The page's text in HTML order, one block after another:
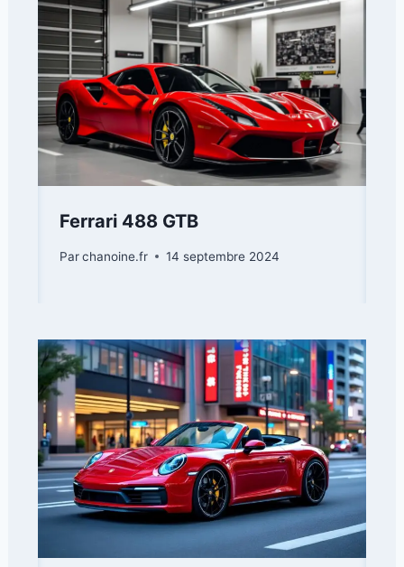
Ferrari 488 GTB
Parchanoine.fr 14 septembre 2024